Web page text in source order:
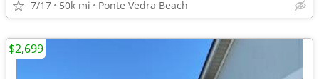
7/17 50k mi Ponte Vedra Beach
$2,699